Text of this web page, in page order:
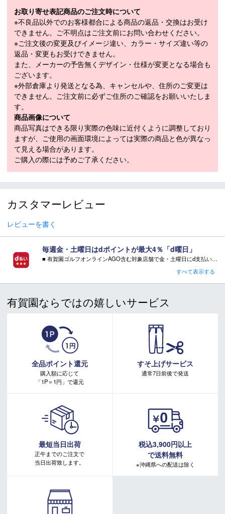
FACTORY PILOT COLLECTION
・ 可視光線透過率: 13％
・ 日照状況: 晴れのち曇り
SPECIFICATION
モデル
OO711007
モデル年
その他
＊取扱商品は、日本正規品です。
＊商品情報はディーラーカタログを基に表記しております。
＊製造の時期により、デザインが商品画像と異なる場合がご
ざいます。
＊店頭在庫と共有をしております。タイミングにより完売す
る場合がございます。
＊商品に質問などある場合は、ご購入前にショップまでお問
い合わせください。
お取り寄せ表記商品のご注文時について
※不良品以外でのお客様都合による商品の返品・交換はお受け
できません。ご不明点はご注文前にお問い合わせください。
※ご注文後の変更及びイメージ違い、カラー・サイズ違い等の
返品・変更もお受けできません。
また、メーカーの予告無くデザイン・仕様が変更となる場合も
ございます。
※外部倉庫より発送となる為、キャンセルや、住所のご変更は
できません。ご注文前に必ずご住所のご確認をお願いいたしま
す。
商品画像について
商品写真はできる限り実際の色味に近付くように調整しており
ますが、ご使用の画面環境によっては実際の商品と色が異なっ
て見える場合があります。
ご購入の際には予めご了承ください。
カスタマーレビュー
レビューを書く
毎週金・土曜日はdポイントが最大4％「d曜日」
■ 有賀園ゴルフオンラインAGO含む対象店舗で金・土曜日にd支払いをすると
■ キャンペーン期間：毎週 金・土曜日 AM 0:00 - PM 23:59
注意事項：
・有賀園ポイントの獲得には別途ログイン/新規登録が必要です。
・本特典は予告なく変更・中止させて頂く場合があります。
・本キャンペーンの特典を受ける場合、ドコモ専用ページでエントリーが必要です。
詳しくはこちらをご確認ください。
キャンペーンページ
すべて表示する
有賀園ならではの嬉しいサービス
全品ポイント還元
購入額に応じて
「1P＝1円」で還元
すそ上げサービス
通常7日前後で発送
最短当日出荷
正午までのご注文で
当日出荷致します。
税込3,900円以上
で送料無料
※沖縄県への配送は除く